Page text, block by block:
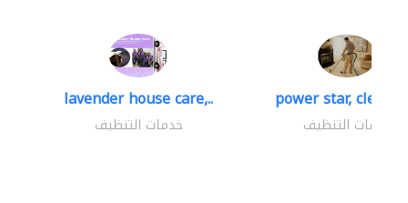
lavender house care,..
خدمات التنظيف
power star,
خدمات التنظيف